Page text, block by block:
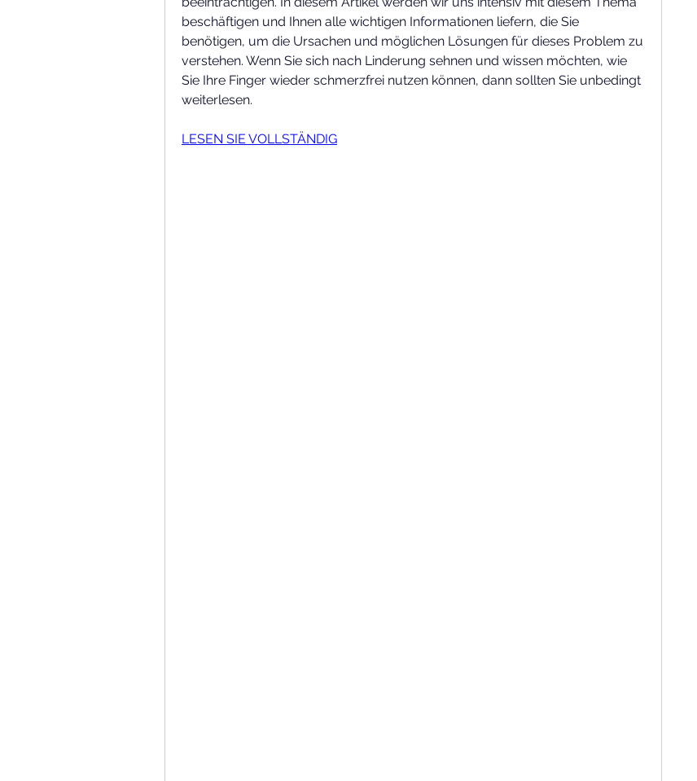
beschäftigen und Ihnen alle wichtigen Informationen liefern, die Sie
benötigen, um die Ursachen und möglichen Lösungen für dieses Problem zu
verstehen. Wenn Sie sich nach Linderung sehnen und wissen möchten, wie
Sie Ihre Finger wieder schmerzfrei nutzen können, dann sollten Sie unbedingt
weiterlesen.
LESEN SIE VOLLSTÄNDIG